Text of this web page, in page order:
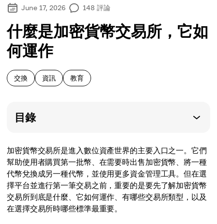
June 17, 2026 148 評論
什麼是加密貨幣交易所，它如
何運作
交換 資訊 教育
目錄
加密貨幣交易所是進入數位資產世界的主要入口之一。它們
幫助使用者購買第一批幣、在需要時出售加密貨幣、將一種
代幣兌換成另一種代幣，並使用更多資金管理工具。但在選
擇平台並進行第一筆交易之前，重要的是要先了解加密貨幣
交易所到底是什麼、它如何運作、有哪些交易所類型，以及
在選擇交易所時哪些標準最重要。